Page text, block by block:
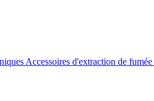
Accessoires d'extraction de fumée